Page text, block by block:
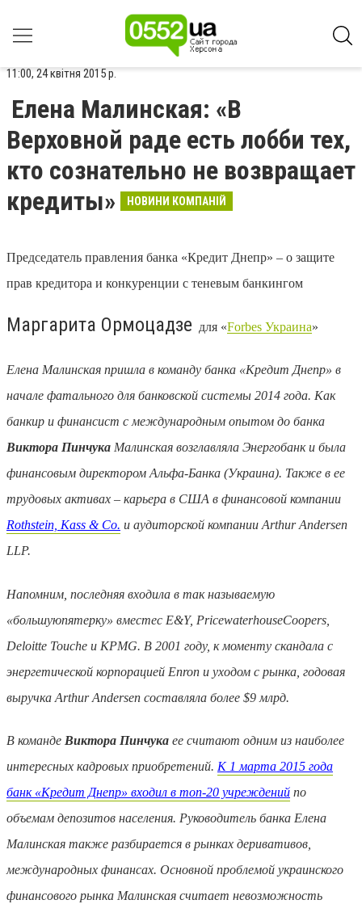
11:00, 24 квітня 2015 р.
Елена Малинская: «В
Верховной раде есть лобби тех,
кто сознательно не возвращает
кредиты»
НОВИНИ КОМПАНІЙ
Председатель правления банка «Кредит Днепр» – о защите
прав кредитора и конкуренции с теневым банкингом
Маргарита Ормоцадзе для «Forbes Украина»
Елена Малинская пришла в команду банка «Кредит Днепр» в
начале фатального для банковской системы 2014 года. Как
банкир и финансист с международным опытом до банка
Виктора Пинчука Малинская возглавляла Энергобанк и была
финансовым директором Альфа-Банка (Украина). Также в ее
трудовых активах – карьера в США в финансовой компании
Rothstein, Kass & Co. и аудиторской компании Arthur Andersen
LLP.
Напомним, последняя входила в так называемую
«большуюпятерку» вместес E&Y, PricewaterhouseCoopers,
Deloitte Touche и KPMG. В 2001 году, к моменту скандала с
энергетической корпорацией Enron и уходом с рынка, годовая
выручка Arthur Andersen составляла более $9 млрд.
В команде Виктора Пинчука ее считают одним из наиболее
интересных кадровых приобретений. К 1 марта 2015 года
банк «Кредит Днепр» входил в топ-20 учреждений по
объемам депозитов населения. Руководитель банка Елена
Малинская также разбирается в рынках деривативов,
международных финансах. Основной проблемой украинского
финансового рынка Малинская считает невозможность